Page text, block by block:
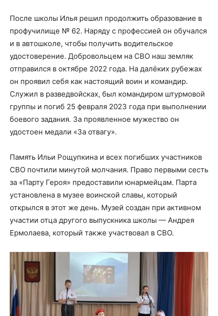
После школы Илья решил продолжить образование в
профучилище № 62. Наряду с профессией он обучался
и в автошколе, чтобы получить водительское
удостоверение. Добровольцем на СВО наш земляк
отправился в октябре 2022 года. На далёких рубежах
он проявил себя как настоящий воин и командир.
Служил в разведвойсках, был командиром штурмовой
группы и погиб 25 февраля 2023 года при выполнении
боевого задания. За проявленное мужество он
удостоен медали «За отвагу».
Память Ильи Рощупкина и всех погибших участников
СВО почтили минутой молчания. Право первыми сесть
за «Парту Героя» предоставили юнармейцам. Парта
установлена в музее воинской славы, который
открылся в этот же день. Музей создан при активном
участии отца другого выпускника школы — Андрея
Ермолаева, который также участвовал в СВО.